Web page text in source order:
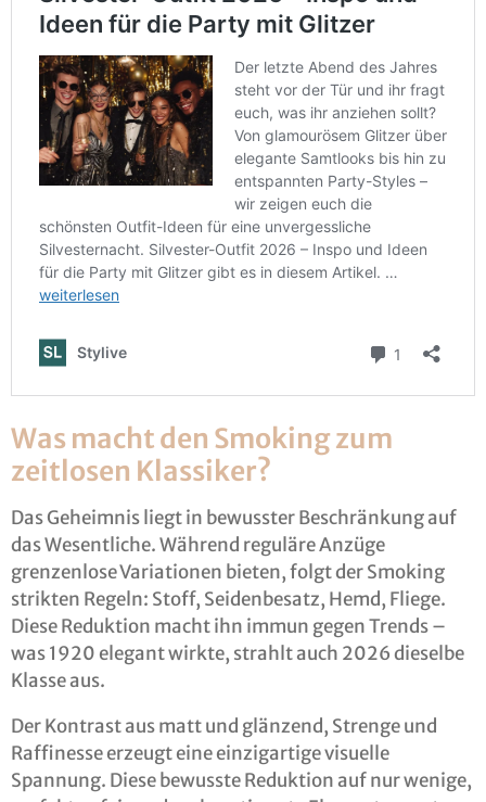
Was macht den Smoking zum
zeitlosen Klassiker?
Das Geheimnis liegt in bewusster Beschränkung auf
das Wesentliche. Während reguläre Anzüge
grenzenlose Variationen bieten, folgt der Smoking
strikten Regeln: Stoff, Seidenbesatz, Hemd, Fliege.
Diese Reduktion macht ihn immun gegen Trends –
was 1920 elegant wirkte, strahlt auch 2026 dieselbe
Klasse aus.
Der Kontrast aus matt und glänzend, Strenge und
Raffinesse erzeugt eine einzigartige visuelle
Spannung. Diese bewusste Reduktion auf nur wenige,